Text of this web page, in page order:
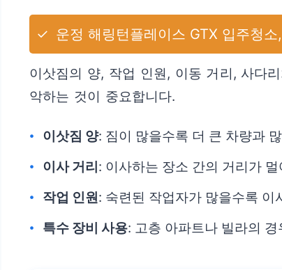
✓ 운정 해링턴플레이스 GTX 입주청
이삿짐의 양, 작업 인원, 이동 거리, 사다
악하는 것이 중요합니다.
이삿짐 양: 짐이 많을수록 더 큰 차량과
이사 거리 : 이사하는 장소 간의 거리가
작업 인원: 숙련된 작업자가 많을수록
특수 장비 사용: 고층 아파트나 빌라의